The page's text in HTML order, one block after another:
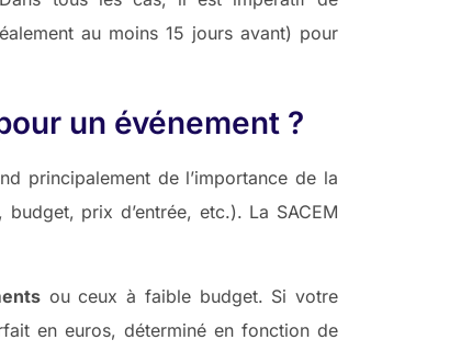
au moins 15 jours avant) pour
un événement ?
principalement de l’importance de la
prix d’entrée, etc.). La SACEM
ou ceux à faible budget. Si votre
en euros, déterminé en fonction de